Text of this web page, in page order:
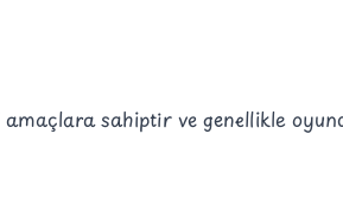
amaçlara sahiptir ve genellikle